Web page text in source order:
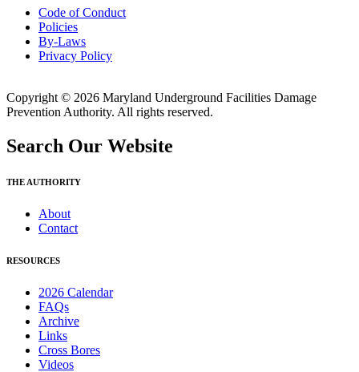
Code of Conduct
Policies
By-Laws
Privacy Policy
Copyright © 2026 Maryland Underground Facilities Damage
Prevention Authority. All rights reserved.
Search Our Website
THE AUTHORITY
About
Contact
RESOURCES
2026 Calendar
FAQs
Archive
Links
Cross Bores
Videos